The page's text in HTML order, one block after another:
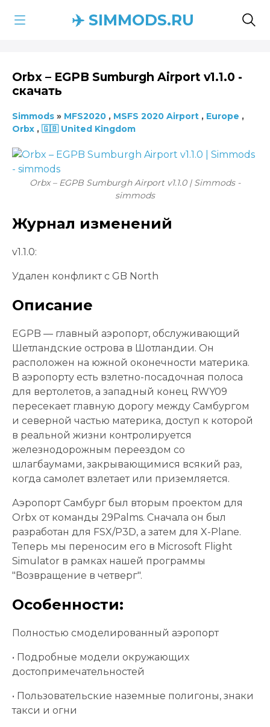
✈️ SIMMODS.RU
Orbx – EGPB Sumburgh Airport v1.1.0 -
скачать
Simmods » MFS2020 , MSFS 2020 Airport , Europe ,
Orbx , 🇬🇧 United Kingdom
Orbx – EGPB Sumburgh Airport v1.1.0 | Simmods -
simmods
Журнал изменений
v1.1.0:
Удален конфликт с GB North
Описание
EGPB — главный аэропорт, обслуживающий
Шетландские острова в Шотландии. Он
расположен на южной оконечности материка.
В аэропорту есть взлетно-посадочная полоса
для вертолетов, а западный конец RWY09
пересекает главную дорогу между Самбургом
и северной частью материка, доступ к которой
в реальной жизни контролируется
железнодорожным переездом со
шлагбаумами, закрывающимися всякий раз,
когда самолет взлетает или приземляется.
Аэропорт Самбург был вторым проектом для
Orbx от команды 29Palms. Сначала он был
разработан для FSX/P3D, а затем для X-Plane.
Теперь мы переносим его в Microsoft Flight
Simulator в рамках нашей программы
"Возвращение в четверг".
Особенности:
Полностью смоделированный аэропорт
• Подробные модели окружающих
достопримечательностей
• Пользовательские наземные полигоны, знаки
такси и огни